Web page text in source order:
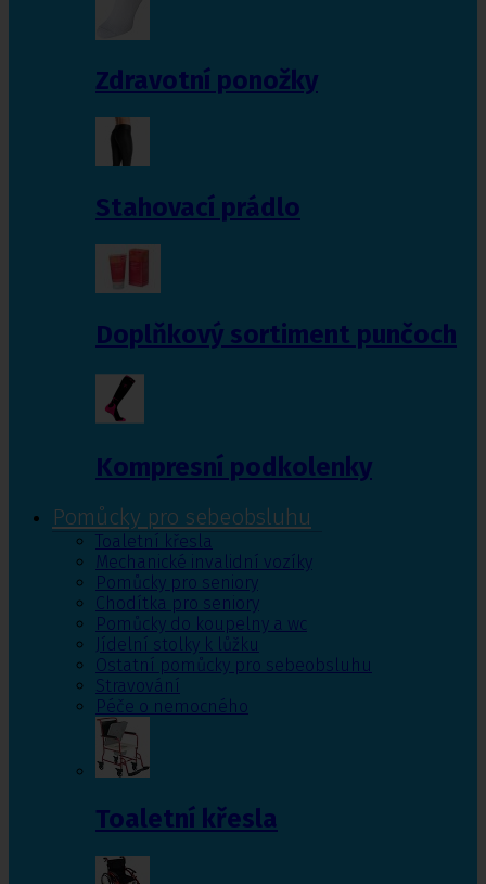
Zdravotní ponožky
Stahovací prádlo
Doplňkový sortiment punčoch
Kompresní podkolenky
Pomůcky pro sebeobsluhu
Toaletní křesla
Mechanické invalidní vozíky
Pomůcky pro seniory
Chodítka pro seniory
Pomůcky do koupelny a wc
Jídelní stolky k lůžku
Ostatní pomůcky pro sebeobsluhu
Stravování
Péče o nemocného
Toaletní křesla